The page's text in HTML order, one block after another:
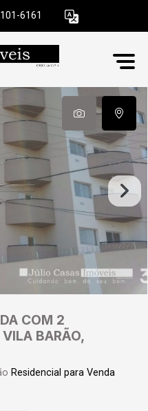
6161
COM 2
BARÃO,
Residencial para Venda